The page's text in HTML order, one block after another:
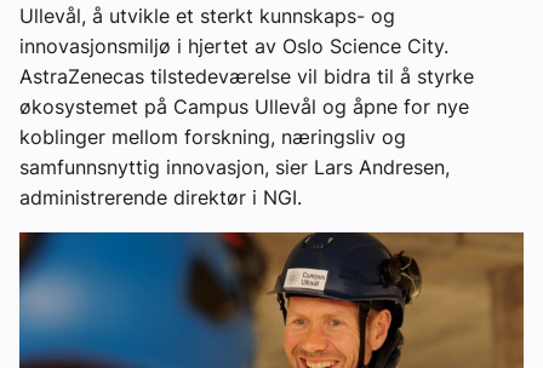
Ullevål, å utvikle et sterkt kunnskaps- og
innovasjonsmiljø i hjertet av Oslo Science City.
AstraZenecas tilstedeværelse vil bidra til å styrke
økosystemet på Campus Ullevål og åpne for nye
koblinger mellom forskning, næringsliv og
samfunnsnyttig innovasjon, sier Lars Andresen,
administrerende direktør i NGI.